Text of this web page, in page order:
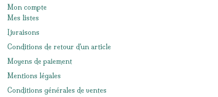
Mon compte
Mes listes
Livraisons
Conditions de retour d'un article
Moyens de paiement
Mentions légales
Conditions générales de ventes